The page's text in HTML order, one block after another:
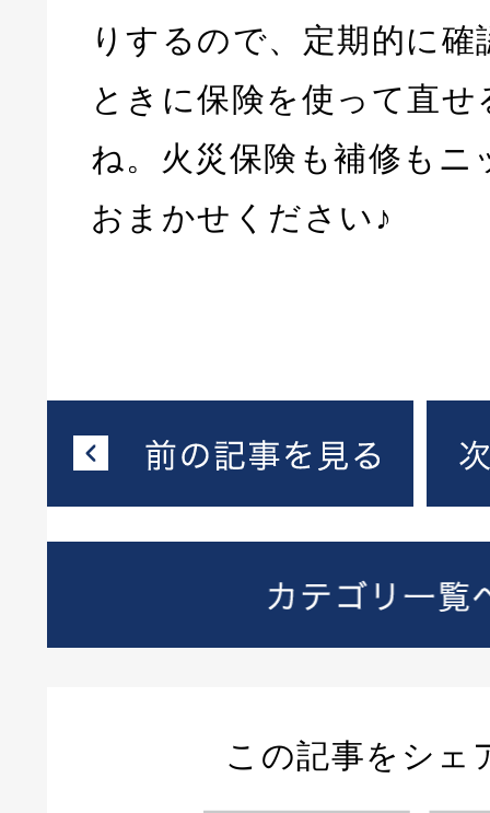
りするので、定期的に
ときに保険を使って直
ね。火災保険も補修もニ
おまかせください♪
この記事をシェ